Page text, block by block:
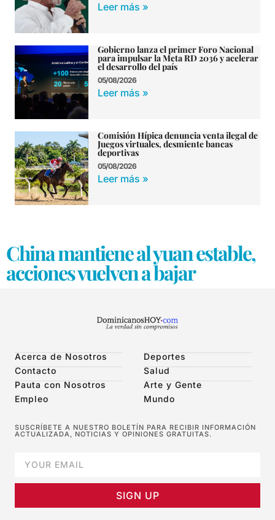
Leer más »
Gobierno lanza el primer Foro Nacional
para impulsar la Meta RD 2036 y acelerar
el desarrollo del país
05/08/2026
Leer más »
Comisión Hípica denuncia venta ilegal de
Juegos virtuales, desmiente bancas
deportivas
05/08/2026
Leer más »
China mantiene al yuan estable,
acciones vuelven a bajar
Acerca de Nosotros
Contacto
Pauta con Nosotros
Empleo
Deportes
Salud
Arte y Gente
Mundo
SUSCRÍBETE A NUESTRO BOLETÍN PARA RECIBIR INFORMACIÓN
ACTUALIZADA, NOTICIAS Y OPINIONES GRATUITAS.
SIGN UP